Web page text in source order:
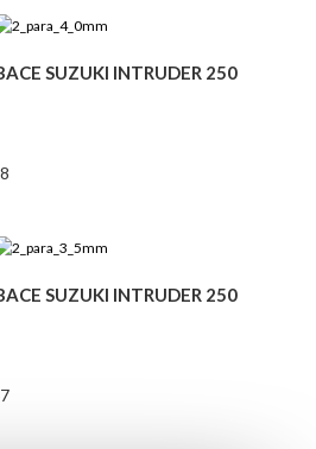
SUZUKI INTRUDER 250
SUZUKI INTRUDER 250